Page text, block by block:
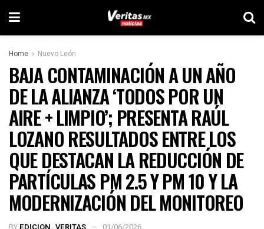
Home Nuevo León
BAJA CONTAMINACIÓN A UN AÑO
DE LA ALIANZA ‘TODOS POR UN
AIRE + LIMPIO’; PRESENTA RAÚL
LOZANO RESULTADOS ENTRE LOS
QUE DESTACAN LA REDUCCIÓN DE
PARTÍCULAS PM 2.5 Y PM 10 Y LA
MODERNIZACIÓN DEL MONITOREO